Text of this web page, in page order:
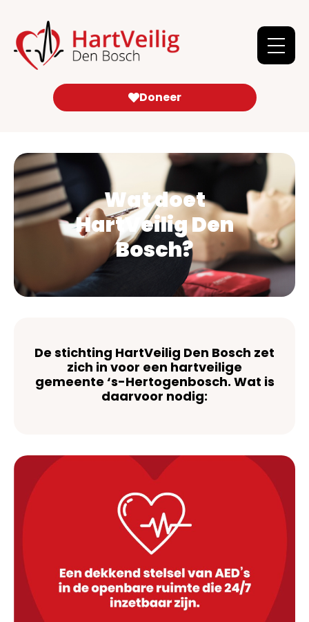
Doneer
Wat doet
HartVeilig Den
Bosch?
De stichting HartVeilig Den Bosch zet
zich in voor een hartveilige
gemeente ‘s-Hertogenbosch. Wat is
daarvoor nodig: